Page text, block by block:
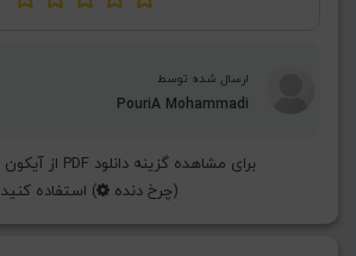
ارسال شده توسط
PouriA Mohammadi
برای مشاهده گزینه دانلود PDF از آیکون دسترسی ها
(چرخ دنده ) استفاده کنید